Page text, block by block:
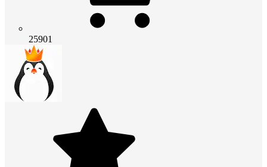
25901